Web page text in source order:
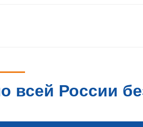
всей России